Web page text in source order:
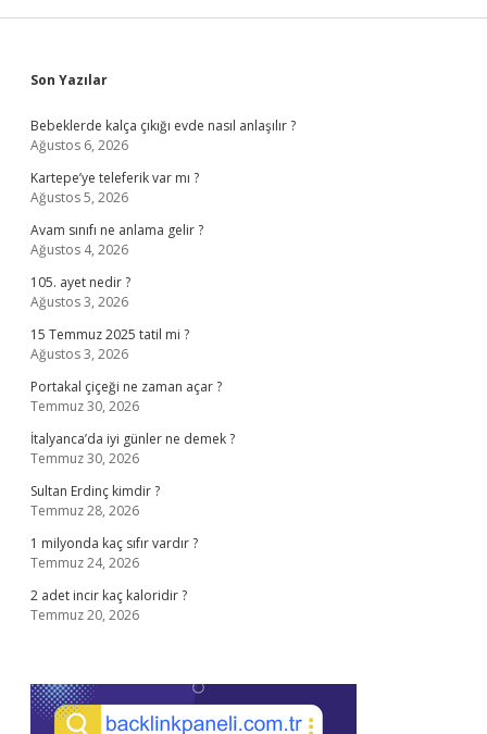
Sidebar
Son Yazılar
Bebeklerde kalça çıkığı evde nasıl anlaşılır ?
Ağustos 6, 2026
Kartepe’ye teleferik var mı ?
Ağustos 5, 2026
Avam sınıfı ne anlama gelir ?
Ağustos 4, 2026
105. ayet nedir ?
Ağustos 3, 2026
15 Temmuz 2025 tatil mi ?
Ağustos 3, 2026
Portakal çiçeği ne zaman açar ?
Temmuz 30, 2026
İtalyanca’da iyi günler ne demek ?
Temmuz 30, 2026
Sultan Erdinç kimdir ?
Temmuz 28, 2026
1 milyonda kaç sıfır vardır ?
Temmuz 24, 2026
2 adet incir kaç kaloridir ?
Temmuz 20, 2026